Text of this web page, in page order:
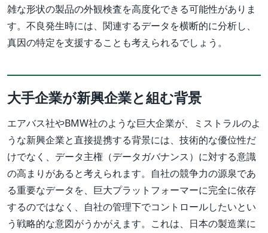
雑な形状の製品の外観検査を高度化できる可能性がありま
す。不良発生時には、関連するデータを横断的に分析し、
真因の特定を支援することも考えられるでしょう。
大手企業が新興企業と組む背景
エアバス社やBMW社のような巨大企業が、ミストラルのよ
うな新興企業と直接提携する背景には、技術的な優位性だ
けでなく、データ主権（データガバナンス）に対する意識
の高まりがあると考えられます。自社の競争力の源泉であ
る重要なデータを、巨大プラットフォーマーに完全に依存
するのではなく、自社の管理下でコントロールしたいとい
う戦略的な意図がうかがえます。これは、日本の製造業に